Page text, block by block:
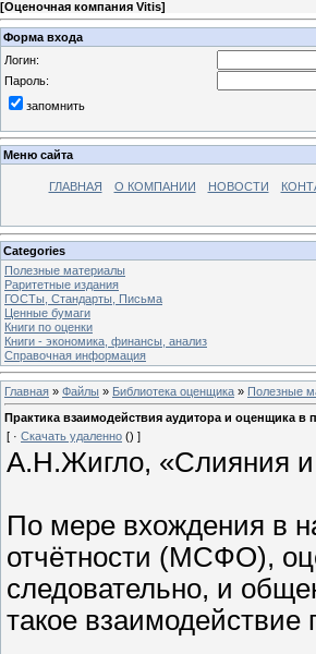
[Оценочная компания Vitis]
Форма входа
Логин:
Пароль:
запомнить
Меню сайта
ГЛАВНАЯ О КОМПАНИИ НОВОСТИ
Categories
Полезные материалы
Раритетные издания
ГОСТы, Стандарты, Письма
Ценные бумаги
Книги по оценки
Книги - экономика, финансы, анализ
Справочная информация
Главная » Файлы » Библиотека оценщика » Полезные
Практика взаимодействия аудитора и оценщика в
[ · Скачать удаленно () ]
А.Н.Жигло, «Слияния
По мере вхождения в
отчётности (МСФО),
следовательно, и
такое взаимодействие